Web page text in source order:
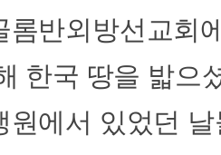
롬반외방선교회
한국 땅을 밟으
원에서 있었던